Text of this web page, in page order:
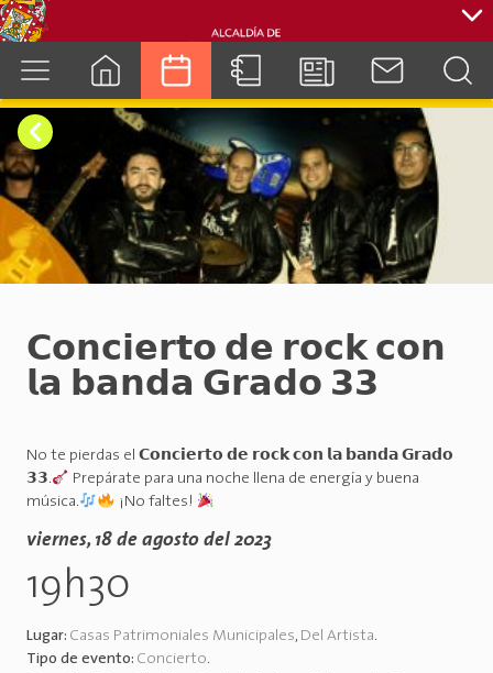
cuenca.gob.ec
𝗖𝗼𝗻𝗰𝗶𝗲𝗿𝘁𝗼 𝗱𝗲 𝗿𝗼𝗰𝗸 𝗰𝗼𝗻
𝗹𝗮 𝗯𝗮𝗻𝗱𝗮 𝗚𝗿𝗮𝗱𝗼 𝟯𝟯
No te pierdas el 𝗖𝗼𝗻𝗰𝗶𝗲𝗿𝘁𝗼 𝗱𝗲 𝗿𝗼𝗰𝗸 𝗰𝗼𝗻 𝗹𝗮 𝗯𝗮𝗻𝗱𝗮 𝗚𝗿𝗮𝗱𝗼
𝟯𝟯.
Prepárate para una noche llena de energía y buena
música.
¡No faltes!
viernes, 18 de agosto del 2023
19h30
Lugar: Casas Patrimoniales Municipales, Del Artista.
Tipo de evento: Concierto.